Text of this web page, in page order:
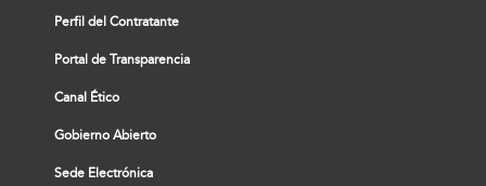
Perfil del Contratante
Portal de Transparencia
Canal Ético
Gobierno Abierto
Sede Electrónica